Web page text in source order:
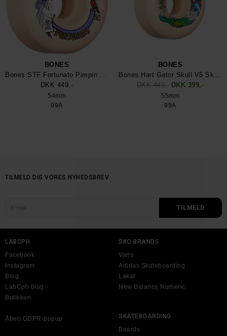
BONES
Bones STF Fortunato Pimpin 54mm V5 Sidecut 99a Wheel
DKK 449,-
54mm
99A
BONES
Bones Hart Gator Skull V5 Skateboard Wheel
DKK 449,- DKK 399,-
55mm
99A
TILMELD DIG VORES NYHEDSBREV
LABCPH
Facebook
Instagram
Blog
LabCph blog
Butikken
Åben GDPR-popup
SKO BRANDS
Vans
Adidas Skateboarding
Lakai
New Balance Numeric
SKATEBOARDING
Boards